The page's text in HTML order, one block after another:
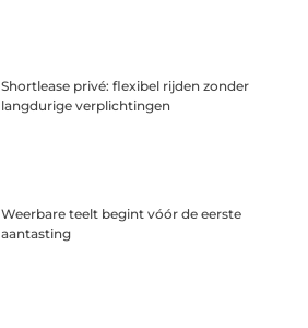
Shortlease privé: flexibel rijden zonder
langdurige verplichtingen
Weerbare teelt begint vóór de eerste
aantasting